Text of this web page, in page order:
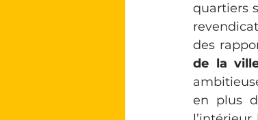
quartiers
des
de la
en plus